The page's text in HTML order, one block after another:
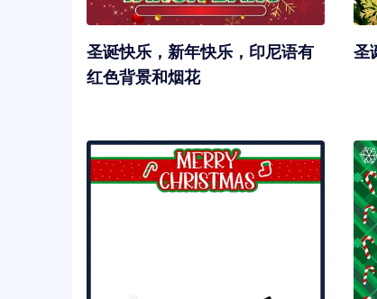
圣诞快乐，新年快乐，印尼语有
红色背景和烟花
圣